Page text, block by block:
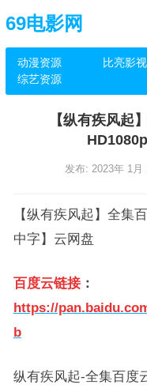
69电影网
动漫资源 比亮影视
综艺资源
【纵有疾风起
发布: 2023年 1月
【纵有疾风起】全集
中字】云网盘
百度云链接：
https://
b
纵有疾风起-全集百度